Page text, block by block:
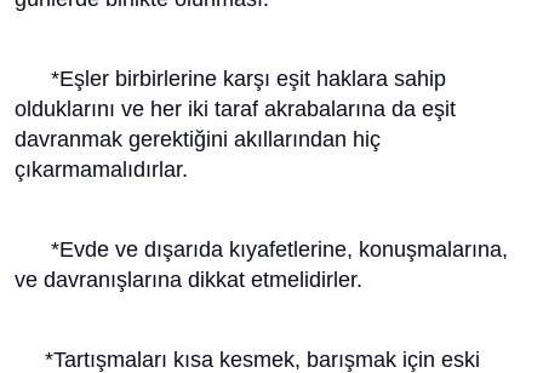
*Eşler birbirlerine karşı eşit haklara sahip
olduklarını ve her iki taraf akrabalarına da eşit
davranmak gerektiğini akıllarından hiç
çıkarmamalıdırlar.
*Evde ve dışarıda kıyafetlerine, konuşmalarına,
ve davranışlarına dikkat etmelidirler.
*Tartışmaları kısa kesmek, barışmak için eski